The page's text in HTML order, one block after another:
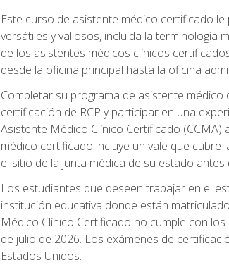
Este curso de asistente médico certificado
versátiles y valiosos, incluida la terminología
de los asistentes médicos clínicos
desde la oficina principal hasta la oficina
Completar su programa de asistente
certificación de RCP y participar en una
Asistente Médico Clínico Certificado
médico certificado incluye un vale que cubre
el sitio de la junta médica de su estado
Los estudiantes que deseen trabajar en el
institución educativa donde están
Médico Clínico Certificado no cumple con
de julio de 2026. Los exámenes de
Estados Unidos.